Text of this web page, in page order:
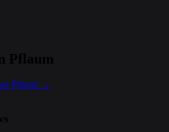
Pflaum
Pflaum →